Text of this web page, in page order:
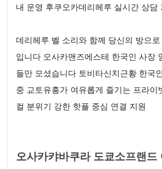
내 운영 후쿠오카데리헤루 실시간 상담
데리헤루 벨 소리와 함께 당신의 방으
입니다 오사카맨즈에스테 한국인 사장
들만 모셨습니다 토비타신치근황 한국
중 교토유흥가 여유롭게 즐기는 프라이
컬 분위기 강한 핫플 중심 연결 지원
오사카캬바쿠라 도쿄소프랜드